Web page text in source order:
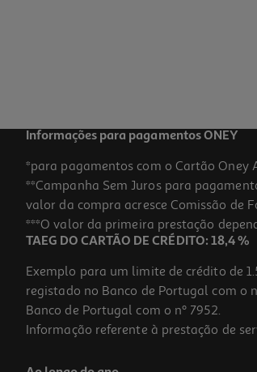
Informações para pagamentos ONEY
*para pagamentos com o Cartão Oney
**Campanha Sem Juros para
valor da compra acresce Comissão de
***O valor da primeira prestação
TAEG DO CARTÃO DE CRÉDITO: 18,4 %
Exemplo para um limite de crédito de
registado no Banco de Portugal com o
Banco de Portugal com o nº 7952.
Informação referente à prestação de